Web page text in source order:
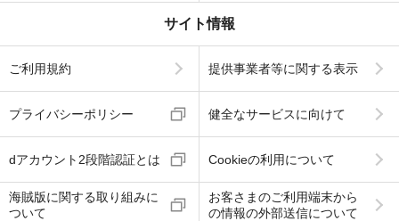
サイト情報
ご利用規約 提供事業者等に関する表示
プライバシーポリシー 健全なサービスに向けて
dアカウント2段階認証とは Cookieの利用について
海賊版に関する取り組みに
ついて
お客さまのご利用端末から
の情報の外部送信について